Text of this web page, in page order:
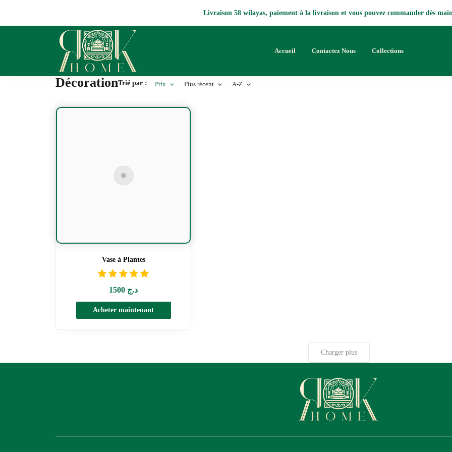
Livraison 58 wilayas, paiement à la livraison et vous pouvez commander dès
Accueil Contactez Nous Collections
DécorationTrié par : Prix Plus récent A-Z
Vase à Plantes
1500 د.ج
Acheter maintenant
Charger plus